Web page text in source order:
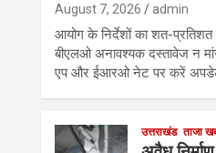
August 7, 2026 admin
आयोग के निर्देशों का शत-
बीएलओ अनावश्यक दस्तावेज न
एप और ईआरओ नेट पर करें अपडेट
उत्तराखंड ताजा